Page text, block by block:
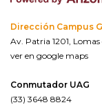
Dirección Campus
Av. Patria 1201, Lomas
ver en google maps
Conmutador UAG
(33) 3648 8824